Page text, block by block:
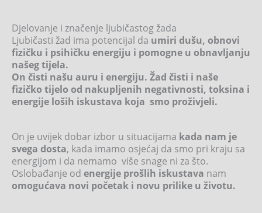
Djelovanje i značenje ljubičastog žada
Ljubičasti žad ima potencijal da umiri dušu, obnovi
fizičku i psihičku energiju i pomogne u obnavljanju
našeg tijela.
On čisti našu auru i energiju. Žad čisti i naše
fizičko tijelo od nakupljenih negativnosti, toksina i
energije loših iskustava koja smo proživjeli.
On je uvijek dobar izbor u situacijama kada nam je
svega dosta, kada imamo osjećaj da smo pri kraju sa
energijom i da nemamo više snage ni za što.
Oslobađanje od energije prošlih iskustava nam
omogućava novi početak i novu prilike u životu.